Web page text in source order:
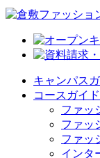
キャンパス
コースガイド
ファッ
ファッ
ファッ
インタ